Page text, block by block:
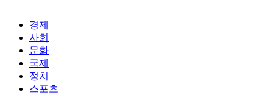
경제
사회
문화
국제
정치
스포츠